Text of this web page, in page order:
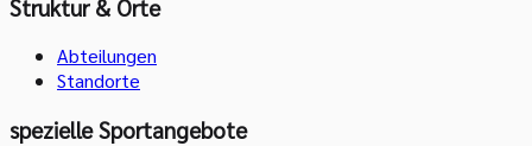
Struktur & Orte
Abteilungen
Standorte
spezielle Sportangebote